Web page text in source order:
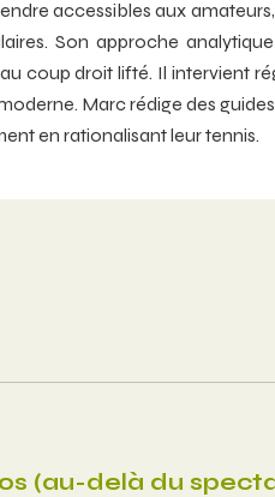
accessibles aux
Son approche
coup droit lifté. Il intervient
Marc rédige des
en rationalisant leur tennis.
(au-delà du